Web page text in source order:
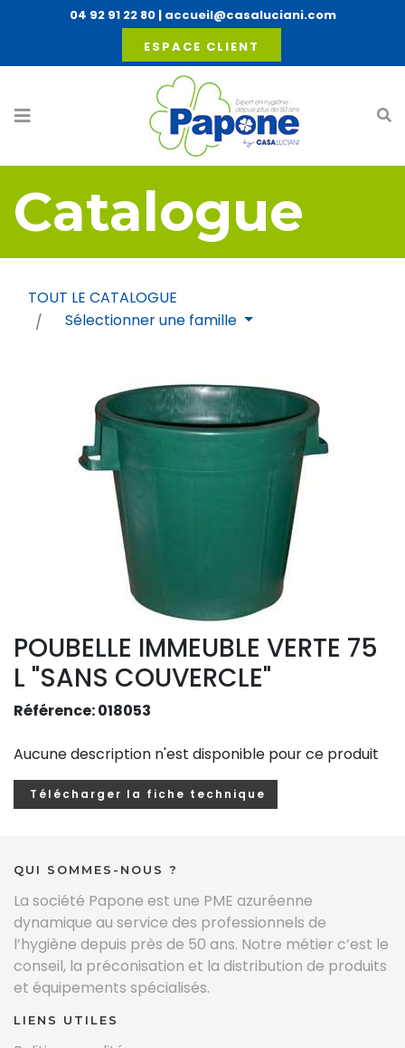
04 92 91 22 80| accueil@casaluciani.com
ESPACE CLIENT
Catalogue
TOUT LE CATALOGUE
Sélectionner une famille
POUBELLE IMMEUBLE VERTE 75
L "SANS COUVERCLE"
Référence: 018053
Aucune description n'est disponible pour ce produit
Télécharger la fiche technique
QUI SOMMES-NOUS ?
La société Papone est une PME azuréenne
dynamique au service des professionnels de
l’hygiène depuis près de 50 ans. Notre métier c’est le
conseil, la préconisation et la distribution de produits
et équipements spécialisés.
LIENS UTILES